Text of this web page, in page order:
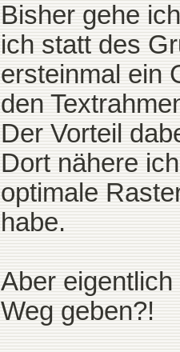
Bisher gehe
ich statt des
ersteinmal ein
den
Der Vorteil
Dort nähere
optimale
habe.
Aber
Weg geben?!